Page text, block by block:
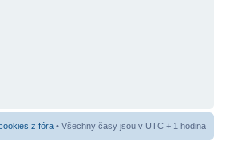
z fóra • Všechny časy jsou v UTC + 1 hodina